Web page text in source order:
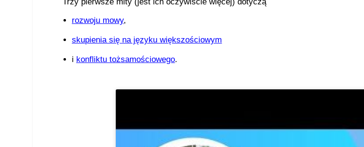
Trzy pierwsze mity (jest ich oczywiście więcej) dotyczą
rozwoju mowy,
skupienia się na języku większościowym
i konfliktu tożsamościowego.